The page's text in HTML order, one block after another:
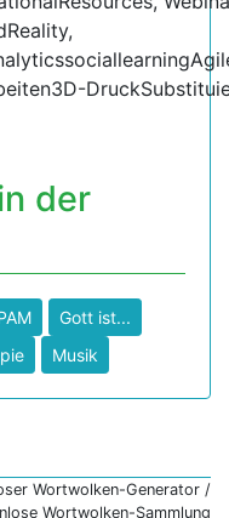
der
Gott ist...
Musik
Wortwolken-Generator /
Wortwolken-Sammlung